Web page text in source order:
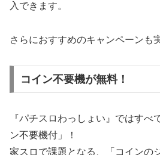
入できます。
さらにおすすめのキャンペーンも
コイン不要機が無料！
『パチスロわっしょい』ではすべ
ン不要機付」！
家スロで課題となる、「コインの